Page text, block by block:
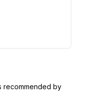
recommended by